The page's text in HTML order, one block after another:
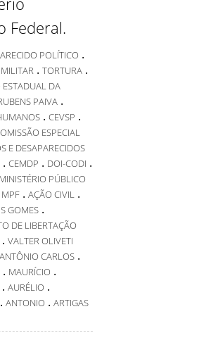
Federal.
POLÍTICO .
. TORTURA .
DA
PAIVA .
. CEVSP .
ESPECIAL
E DESAPARECIDOS
. CEMDP . DOI-CODI .
MINISTÉRIO PÚBLICO
MPF . AÇÃO CIVIL .
GOMES .
DE LIBERTAÇÃO
. VALTER OLIVETI
ANTÔNIO CARLOS .
. MAURÍCIO .
. AURÉLIO .
. ANTONIO . ARTIGAS